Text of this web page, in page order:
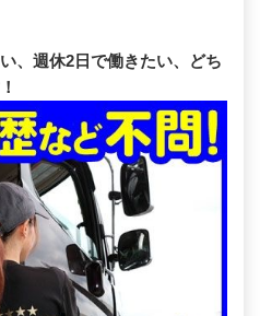
、週休2日で働きたい、どち